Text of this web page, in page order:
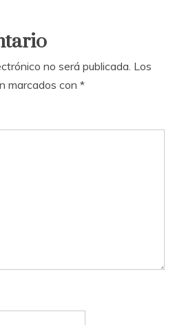
no será publicada. Los
marcados con *